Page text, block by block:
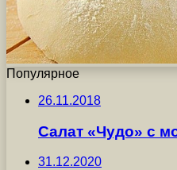
Популярное
26.11.2018
Салат «Чудо» с
31.12.2020